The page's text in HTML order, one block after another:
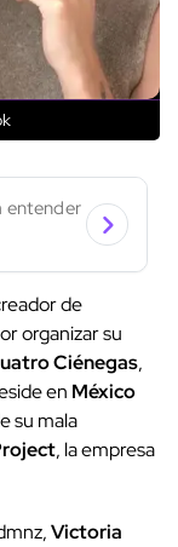
entender
de
organizar su
Ciénegas,
en México
su mala
, la empresa
Victoria